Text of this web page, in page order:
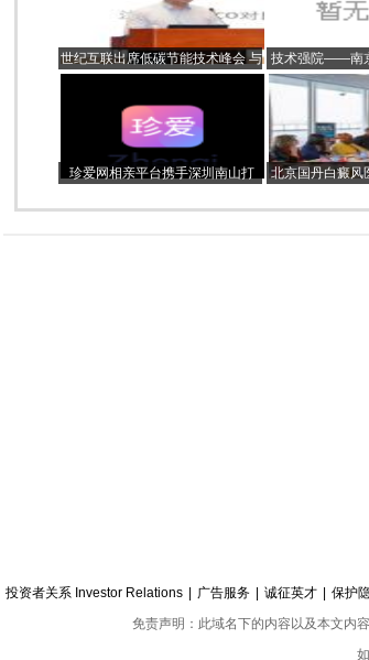
世纪互联出席低碳节能技术峰会 与
来”
技术强院——南
珍爱网相亲平台携手深圳南山打
北京国丹白癜风
投资者关系 Investor Relations 广告服务 诚征英才 保护
免责声明：此域名下的内容以及本文内